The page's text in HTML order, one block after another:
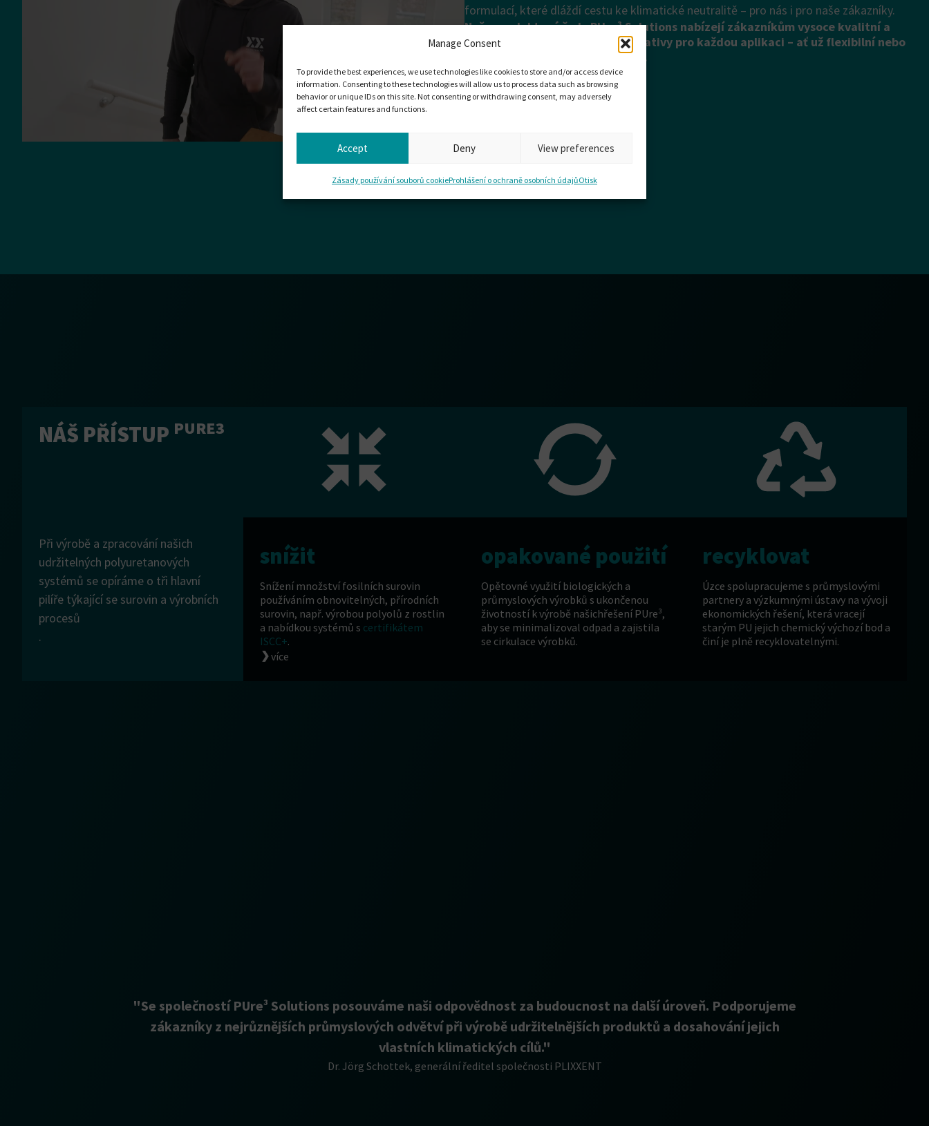
Manage Consent
To provide the best experiences, we use technologies like cookies to store and/or access device
information. Consenting to these technologies will allow us to process data such as browsing
behavior or unique IDs on this site. Not consenting or withdrawing consent, may adversely
affect certain features and functions.
Accept Deny View preferences
Zásady používání souborů cookieProhlášení o ochraně osobních údajůOtisk
formulací, které dláždí cestu ke klimatické neutralitě – pro nás i pro naše zákazníky.
Naše produktové řady PUre³ Solutions nabízejí zákazníkům vysoce kvalitní a
udržitelné polyuretanové alternativy pro každou aplikaci – ať už flexibilní nebo
tuhou, pěnovou nebo kompaktní.
Stáhnout brožuru PUre³
NÁŠ PŘÍSTUP PURE3
Při výrobě a zpracování našich
udržitelných polyuretanových
systémů se opíráme o tři hlavní
pilíře týkající se surovin a výrobních
procesů
.
snížit
Snížení množství fosilních surovin
používáním obnovitelných, přírodních
surovin, např. výrobou polyolů z rostlin
a nabídkou systémů s certifikátem
ISCC+.
více
opakované použití
Opětovné využití biologických a
průmyslových výrobků s ukončenou
životností k výrobě našichřešení PUre³,
aby se minimalizoval odpad a zajistila
se cirkulace výrobků.
recyklovat
Úzce spolupracujeme s průmyslovými
partnery a výzkumnými ústavy na vývoji
ekonomických řešení, která vracejí
starým PU jejich chemický výchozí bod a
činí je plně recyklovatelnými.
"Se společností PUre³ Solutions posouváme naši odpovědnost za budoucnost na další úroveň. Podporujeme
zákazníky z nejrůznějších průmyslových odvětví při výrobě udržitelnějších produktů a dosahování jejich
vlastních klimatických cílů."
Dr. Jörg Schottek, generální ředitel společnosti PLIXXENT